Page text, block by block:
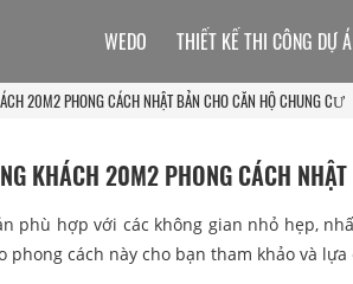
20M2 PHONG CÁCH NHẬT BẢN CHO CĂN HỘ CHUNG CƯ
KHÁCH 20M2 PHONG CÁCH
phù hợp với các không gian nhỏ hẹp,
phong cách này cho bạn tham khảo và lựa
WEDO THIẾT KẾ THI CÔNG DỰ